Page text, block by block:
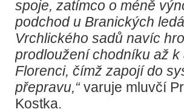
spoje, zatímco o méně
podchod u Branických
Vrchlického sadů navíc
prodloužení chodníku až
Florenci, čímž zapojí do
přepravu,“varuje mluvčí
Kostka.